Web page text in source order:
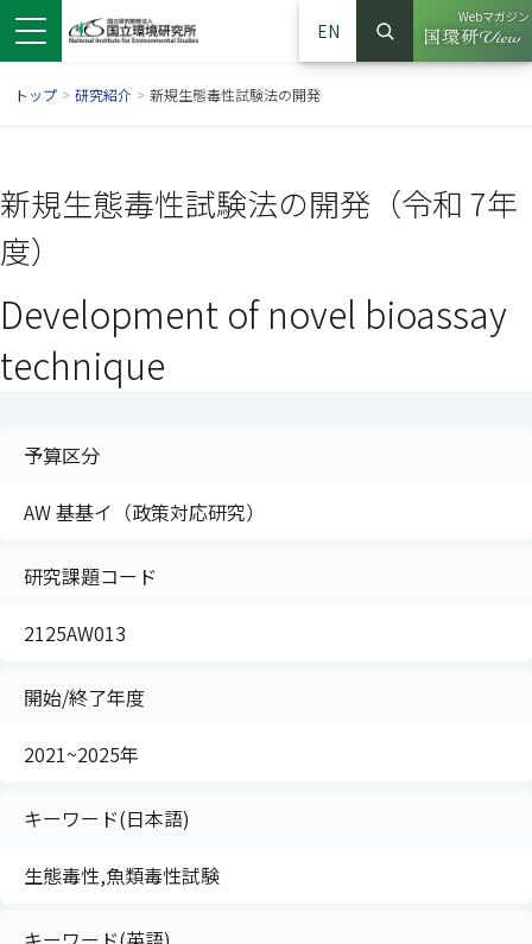
EN
サイト内検索
検索
Webマガジン
（別ウイ
トップ > 研究紹介 > 新規生態毒性試験法の開発
新規生態毒性試験法の開発（令和 7年
度）
Development of novel bioassay
technique
予算区分
AW 基基イ（政策対応研究）
研究課題コード
2125AW013
開始/終了年度
2021~2025年
キーワード(日本語)
生態毒性,魚類毒性試験